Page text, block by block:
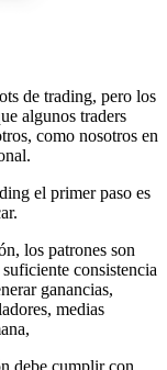
de trading, pero los
algunos traders
como nosotros en
el primer paso es
los patrones son
consistencia
ganancias,
medias